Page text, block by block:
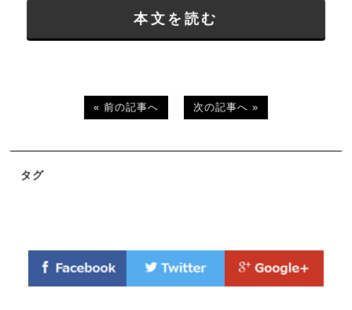
本文を読む
« 前の記事へ 次の記事へ »
タグ